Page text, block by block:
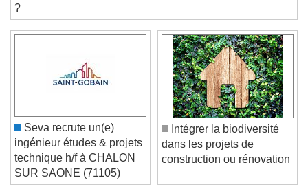
Color Opacity
Text Background
Color
Caption Area Background
Color Opacity
Font Size
?
Seva recrute un(e)
ingénieur études & projets
technique h/f à CHALON
SUR SAONE (71105)
Intégrer la biodiversité
dans les projets de
construction ou rénovation